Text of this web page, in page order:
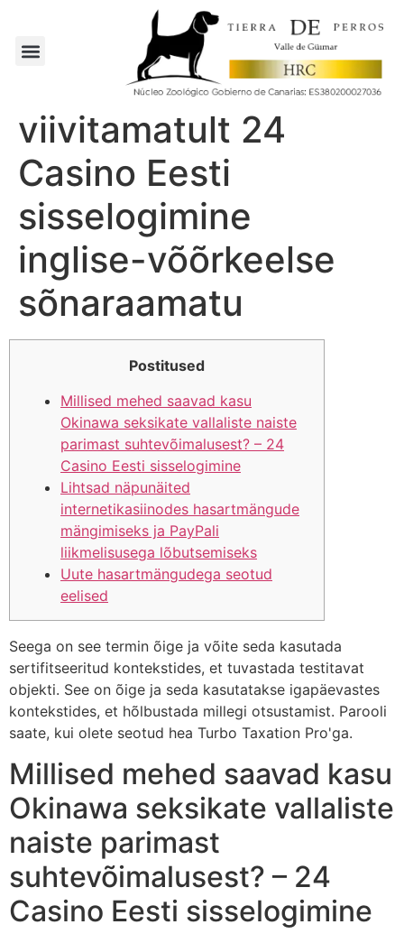
viivitamatult 24
Casino Eesti
sisselogimine
inglise-võõrkeelse
sõnaraamatu
Postitused
Millised mehed saavad kasu
Okinawa seksikate vallaliste naiste
parimast suhtevõimalusest? – 24
Casino Eesti sisselogimine
Lihtsad näpunäited
internetikasiinodes hasartmängude
mängimiseks ja PayPali
liikmelisusega lõbutsemiseks
Uute hasartmängudega seotud
eelised
Seega on see termin õige ja võite seda kasutada
sertifitseeritud kontekstides, et tuvastada testitavat
objekti. See on õige ja seda kasutatakse igapäevastes
kontekstides, et hõlbustada millegi otsustamist. Parooli
saate, kui olete seotud hea Turbo Taxation Pro'ga.
Millised mehed saavad kasu
Okinawa seksikate vallaliste
naiste parimast
suhtevõimalusest? – 24
Casino Eesti sisselogimine